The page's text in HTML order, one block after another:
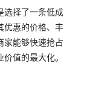
选择了一条低成
优惠的价格、丰
家能够快速抢占
值的最大化。